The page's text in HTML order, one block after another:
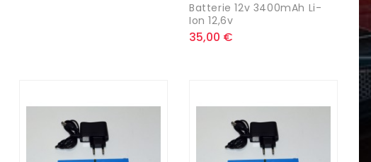
Batterie 12v 3400mAh Li-
Ion 12,6v
35,00 €